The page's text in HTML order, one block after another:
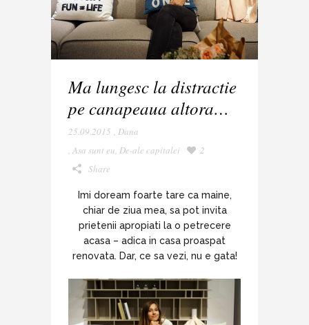
Ma lungesc la distractie
pe canapeaua altora…
25.09.2015 , Dana
, Asa sunt eu, De-ale capitalei
2
Share
Imi doream foarte tare ca maine,
chiar de ziua mea, sa pot invita
prietenii apropiati la o petrecere
acasa – adica in casa proaspat
renovata. Dar, ce sa vezi, nu e gata!